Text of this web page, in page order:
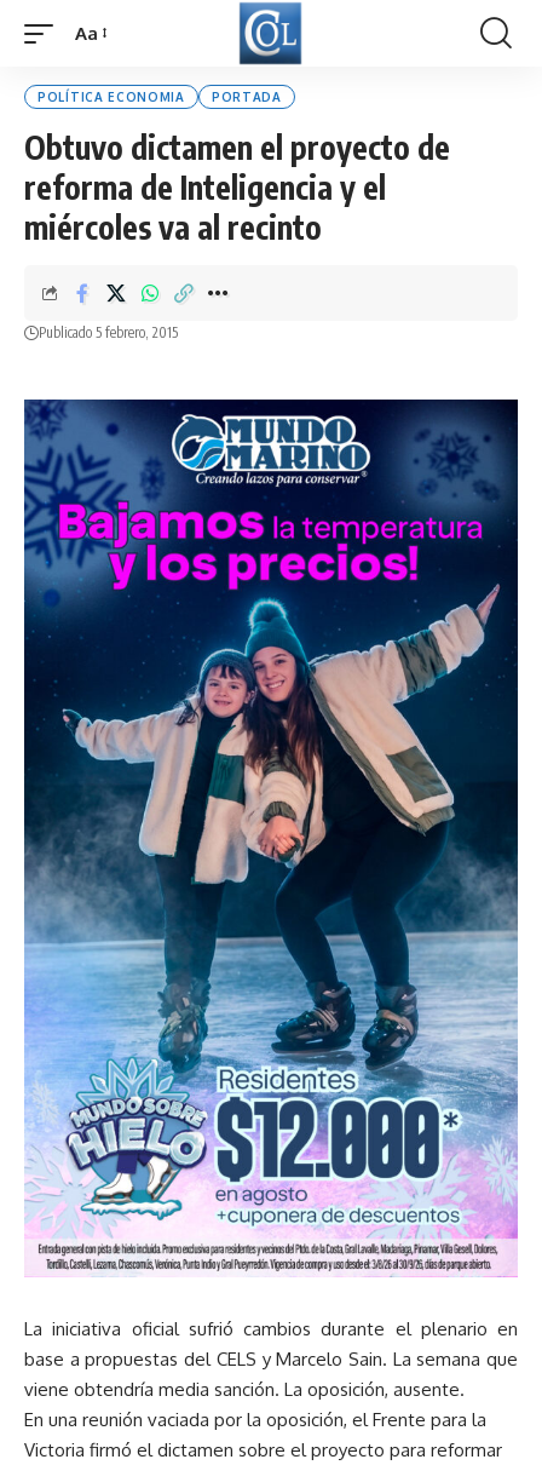
Font
Aa
POLÍTICA ECONOMIA PORTADA
Obtuvo dictamen el proyecto de
reforma de Inteligencia y el
miércoles va al recinto
Publicado 5 febrero, 2015
La iniciativa oficial sufrió cambios durante el plenario en
base a propuestas del CELS y Marcelo Sain. La semana que
viene obtendría media sanción. La oposición, ausente.
En una reunión vaciada por la oposición, el Frente para la
Victoria firmó el dictamen sobre el proyecto para reformar